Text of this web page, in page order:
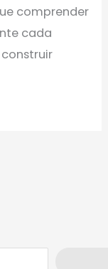
comprender
cada